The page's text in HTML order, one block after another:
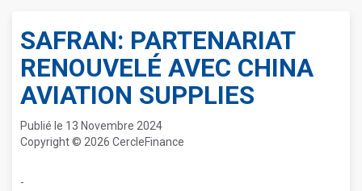
SAFRAN: PARTENARIAT
RENOUVELÉ AVEC CHINA
AVIATION SUPPLIES
Publié le 13 Novembre 2024
Copyright © 2026 CercleFinance
-